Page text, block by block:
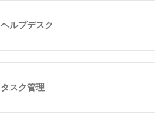
ヘルプデスク
タスク管理